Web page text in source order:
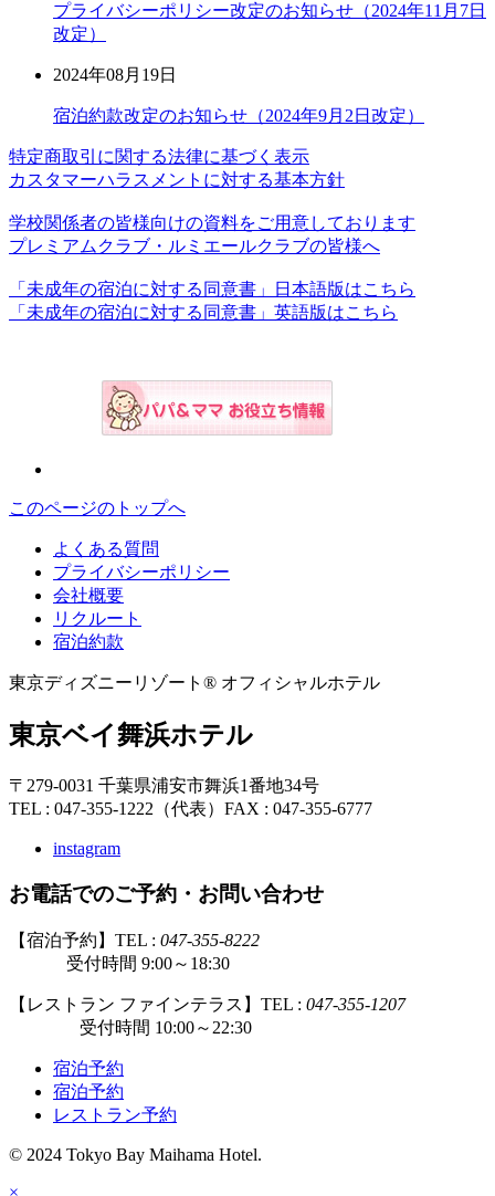
プライバシーポリシー改定のお知らせ（2024年11月7日
改定）
2024年08月19日
宿泊約款改定のお知らせ（2024年9月2日改定）
特定商取引に関する法律に基づく表示
カスタマーハラスメントに対する基本方針
学校関係者の皆様向けの資料をご用意しております
プレミアムクラブ・ルミエールクラブの皆様へ
「未成年の宿泊に対する同意書」日本語版はこちら
「未成年の宿泊に対する同意書」英語版はこちら
このページのトップへ
よくある質問
プライバシーポリシー
会社概要
リクルート
宿泊約款
東京ディズニーリゾート® オフィシャルホテル
東京ベイ舞浜ホテル
〒279-0031 千葉県浦安市舞浜1番地34号
TEL : 047-355-1222（代表） FAX : 047-355-6777
instagram
お電話でのご予約・お問い合わせ
【宿泊予約】TEL : 047-355-8222
受付時間 9:00～18:30
【レストラン ファインテラス】TEL : 047-355-1207
受付時間 10:00～22:30
宿泊予約
宿泊予約
レストラン予約
© 2024 Tokyo Bay Maihama Hotel.
×